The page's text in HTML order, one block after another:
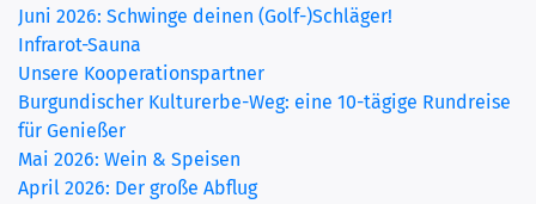
Juni 2026: Schwinge deinen (Golf-)Schläger!
Infrarot-Sauna
Unsere Kooperationspartner
Burgundischer Kulturerbe-Weg: eine 10-tägige Rundreise
für Genießer
Mai 2026: Wein & Speisen
April 2026: Der große Abflug